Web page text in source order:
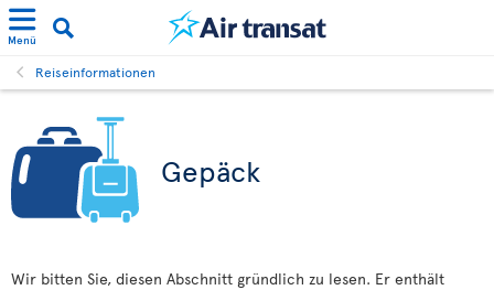
Menü
Reiseinformationen
Gepäck
Wir bitten Sie, diesen Abschnitt gründlich zu lesen. Er enthält